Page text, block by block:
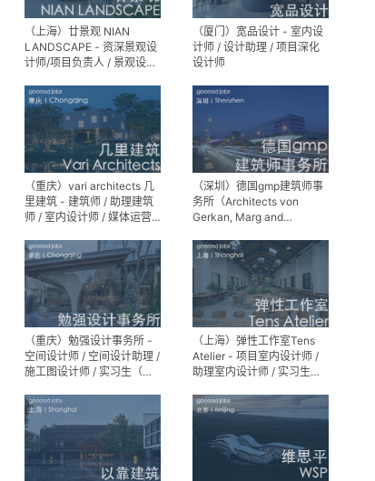
（上海）廿景观 NIAN
LANDSCAPE - 资深景观设
计师/项目负责人 / 景观设计
（厦门）宽品设计 - 室内设
计师 / 设计助理 / 项目深化
设计师
（重庆）vari architects 几
里建筑 - 建筑师 / 助理建筑
师 / 室内设计师 / 媒体运营
（深圳）德国gmp建筑师事
务所（Architects von
Gerkan, Marg and
（重庆）勉强设计事务所 -
空间设计师 / 空间设计助理 /
施工图设计师 / 实习生（长
（上海）弹性工作室Tens
Atelier - 项目室内设计师 /
助理室内设计师 / 实习生